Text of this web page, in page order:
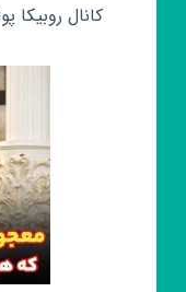
کانال روبیکا